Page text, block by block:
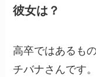
彼女は？
高卒ではあるも
チバナさんです。